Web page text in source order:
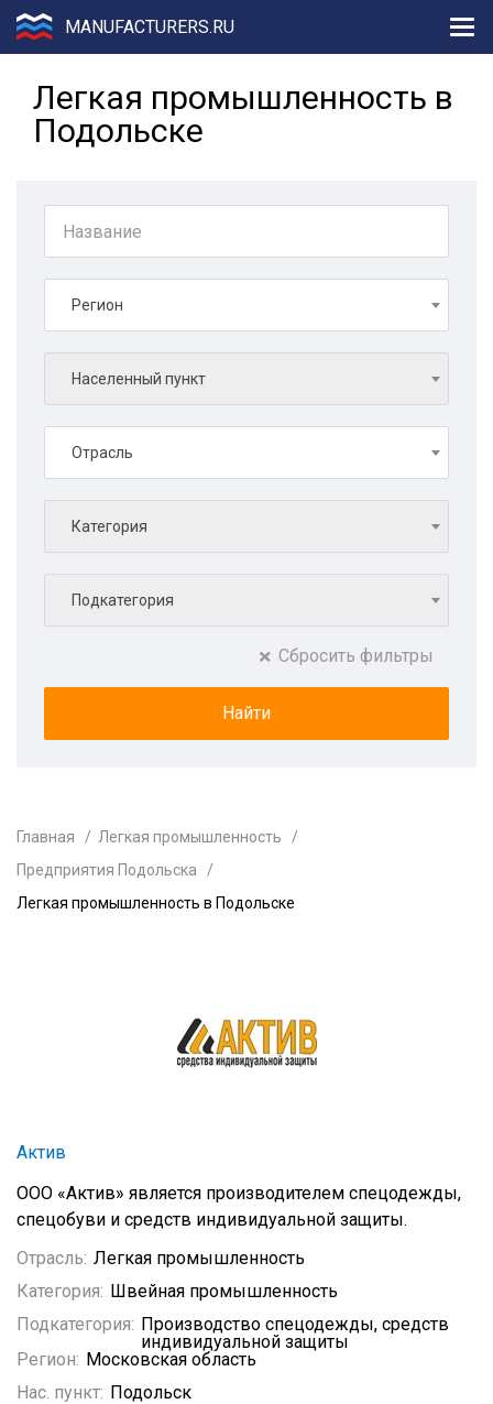
MANUFACTURERS.RU
Легкая промышленность в
Подольске
Регион
Населенный пункт
Отрасль
Категория
Подкатегория
Сбросить фильтры
Главная
Легкая промышленность
Предприятия Подольска
Легкая промышленность в Подольске
Актив
ООО «Актив» является производителем спецодежды,
спецобуви и средств индивидуальной защиты.
Отрасль: Легкая промышленность
Категория: Швейная промышленность
Подкатегория: Производство спецодежды, средств
индивидуальной защиты
Регион: Московская область
Нас. пункт: Подольск